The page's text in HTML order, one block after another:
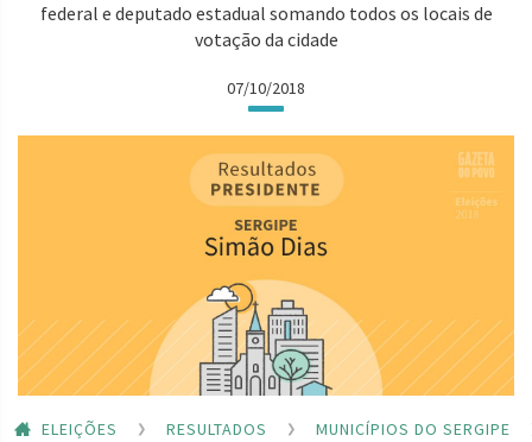
federal e deputado estadual somando todos os locais de
votação da cidade
07/10/2018
ELEIÇÕES RESULTADOS
MUNICÍPIOS DO SERGIPE